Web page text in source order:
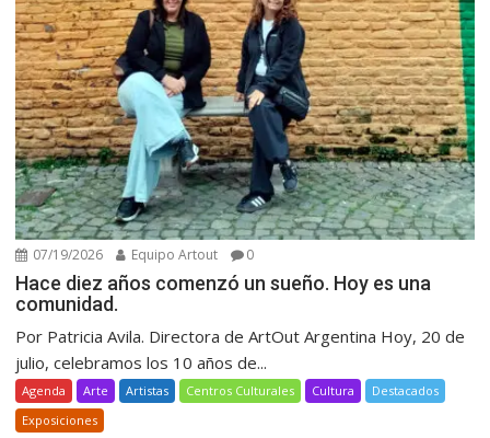
07/19/2026 Equipo Artout 0
Hace diez años comenzó un sueño. Hoy es una
comunidad.
Por Patricia Avila. Directora de ArtOut Argentina Hoy, 20 de
julio, celebramos los 10 años de...
Agenda Arte Artistas Centros Culturales Cultura
Destacados
Exposiciones